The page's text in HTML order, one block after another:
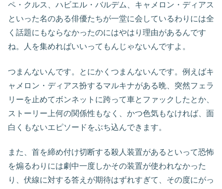
ペ・クルス、ハビエル・バルデム、キャメロン・ディアス
といった名のある俳優たちが一堂に会しているわりには全
く話題にもならなかったのにはやはり理由があるんです
ね。人を集めればいいってもんじゃないんですよ。
つまんないんです。とにかくつまんないんです。例えばキ
ャメロン・ディアス扮するマルキナがある晩、突然フェラ
リーを止めてボンネットに跨って車とファックしたとか、
ストーリー上何の関係性もなく、かつ色気もなければ、面
白くもないエピソードをぶち込んできます。
また、首を締め付け切断する殺人装置があるといって恐怖
を煽るわりには劇中一度しかその装置が使われなかった
り、伏線に対する答えが期待はずれすぎて、その度にがっ